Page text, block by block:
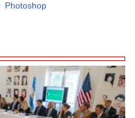
Photoshop